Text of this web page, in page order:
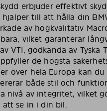
erbjuder effektivt
hjälper till att hålla din
av högkvalitativ
vilket garanterar
VTI, godkända av Tyska
de högsta
över hela Europa kan
både stil och
nivå av integritet, vilket
att se in i din bil.